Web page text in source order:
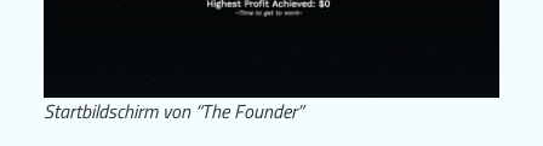
Startbildschirm von “The Founder”